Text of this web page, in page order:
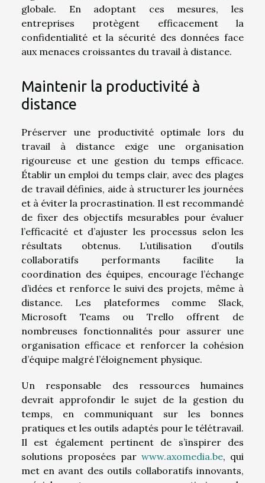
globale. En adoptant ces mesures, les
entreprises protègent efficacement la
confidentialité et la sécurité des données face
aux menaces croissantes du travail à distance.
Maintenir la productivité à
distance
Préserver une productivité optimale lors du
travail à distance exige une organisation
rigoureuse et une gestion du temps efficace.
Établir un emploi du temps clair, avec des plages
de travail définies, aide à structurer les journées
et à éviter la procrastination. Il est recommandé
de fixer des objectifs mesurables pour évaluer
l’efficacité et d’ajuster les processus selon les
résultats obtenus. L’utilisation d’outils
collaboratifs performants facilite la
coordination des équipes, encourage l’échange
d’idées et renforce le suivi des projets, même à
distance. Les plateformes comme Slack,
Microsoft Teams ou Trello offrent de
nombreuses fonctionnalités pour assurer une
organisation efficace et renforcer la cohésion
d’équipe malgré l’éloignement physique.
Un responsable des ressources humaines
devrait approfondir le sujet de la gestion du
temps, en communiquant sur les bonnes
pratiques et les outils adaptés pour le télétravail.
Il est également pertinent de s’inspirer des
solutions proposées par www.axomedia.be, qui
met en avant des outils collaboratifs innovants,